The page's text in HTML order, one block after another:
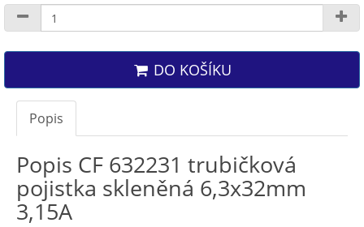
DO KOŠÍKU
Popis
Popis CF 632231 trubičková
pojistka skleněná 6,3x32mm
3,15A